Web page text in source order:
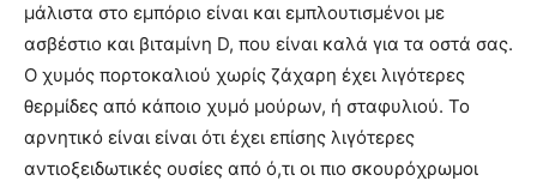
μάλιστα στο εμπόριο είναι και εμπλουτισμένοι με
ασβέστιο και βιταμίνη D, που είναι καλά για τα οστά σας.
Ο χυμός πορτοκαλιού χωρίς ζάχαρη έχει λιγότερες
θερμίδες από κάποιο χυμό μούρων, ή σταφυλιού. Το
αρνητικό είναι είναι ότι έχει επίσης λιγότερες
αντιοξειδωτικές ουσίες από ό,τι οι πιο σκουρόχρωμοι